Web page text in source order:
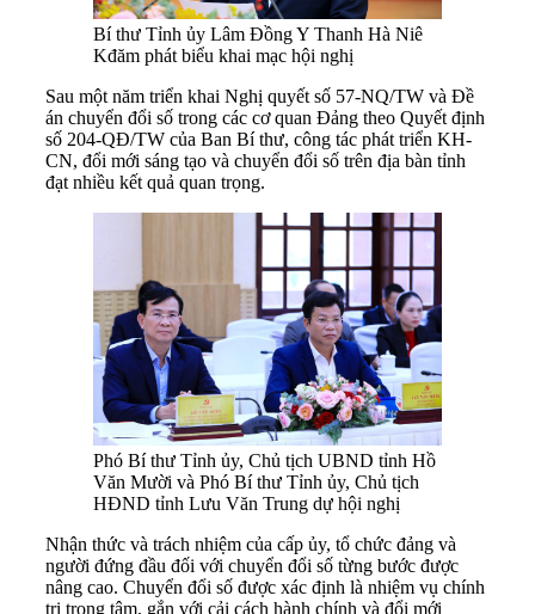
Bí thư Tỉnh ủy Lâm Đồng Y Thanh Hà Niê
Kđăm phát biểu khai mạc hội nghị
Sau một năm triển khai Nghị quyết số 57-NQ/TW và Đề
án chuyển đổi số trong các cơ quan Đảng theo Quyết định
số 204-QĐ/TW của Ban Bí thư, công tác phát triển KH-
CN, đổi mới sáng tạo và chuyển đổi số trên địa bàn tỉnh
đạt nhiều kết quả quan trọng.
Phó Bí thư Tỉnh ủy, Chủ tịch UBND tỉnh Hồ
Văn Mười và Phó Bí thư Tỉnh ủy, Chủ tịch
HĐND tỉnh Lưu Văn Trung dự hội nghị
Nhận thức và trách nhiệm của cấp ủy, tổ chức đảng và
người đứng đầu đối với chuyển đổi số từng bước được
nâng cao. Chuyển đổi số được xác định là nhiệm vụ chính
trị trọng tâm, gắn với cải cách hành chính và đổi mới